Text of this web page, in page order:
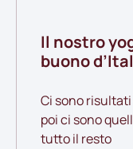
Il nostro
buono
Ci sono
poi ci sono
tutto il resto